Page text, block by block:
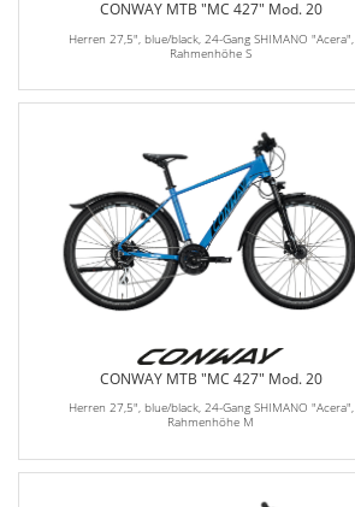
CONWAY MTB "MC 427" Mod. 20
Herren 27,5", blue/black, 24-Gang SHIMANO "Acera",
Rahmenhöhe S
CONWAY MTB "MC 427" Mod. 20
Herren 27,5", blue/black, 24-Gang SHIMANO "Acera",
Rahmenhöhe M